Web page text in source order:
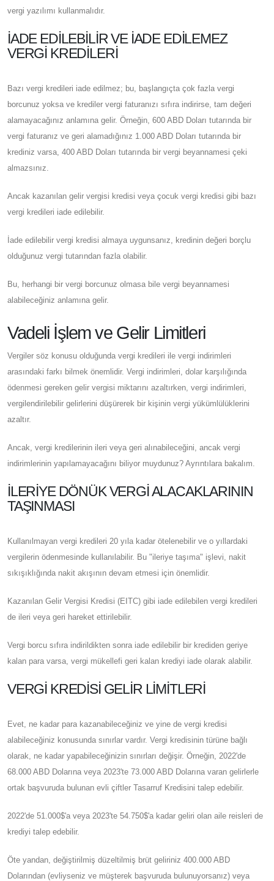
vergi yazılımı kullanmalıdır.
İADE EDILEBILIR VE İADE EDILEMEZ
VERGI KREDILERI
Bazı vergi kredileri iade edilmez; bu, başlangıçta çok fazla vergi
borcunuz yoksa ve krediler vergi faturanızı sıfıra indirirse, tam değeri
alamayacağınız anlamına gelir. Örneğin, 600 ABD Doları tutarında bir
vergi faturanız ve geri alamadığınız 1.000 ABD Doları tutarında bir
krediniz varsa, 400 ABD Doları tutarında bir vergi beyannamesi çeki
almazsınız.
Ancak kazanılan gelir vergisi kredisi veya çocuk vergi kredisi gibi bazı
vergi kredileri iade edilebilir.
İade edilebilir vergi kredisi almaya uygunsanız, kredinin değeri borçlu
olduğunuz vergi tutarından fazla olabilir.
Bu, herhangi bir vergi borcunuz olmasa bile vergi beyannamesi
alabileceğiniz anlamına gelir.
Vadeli İşlem ve Gelir Limitleri
Vergiler söz konusu olduğunda vergi kredileri ile vergi indirimleri
arasındaki farkı bilmek önemlidir. Vergi indirimleri, dolar karşılığında
ödenmesi gereken gelir vergisi miktarını azaltırken, vergi indirimleri,
vergilendirilebilir gelirlerini düşürerek bir kişinin vergi yükümlülüklerini
azaltır.
Ancak, vergi kredilerinin ileri veya geri alınabileceğini, ancak vergi
indirimlerinin yapılamayacağını biliyor muydunuz? Ayrıntılara bakalım.
İLERIYE DÖNÜK VERGI ALACAKLARININ
TAŞINMASI
Kullanılmayan vergi kredileri 20 yıla kadar ötelenebilir ve o yıllardaki
vergilerin ödenmesinde kullanılabilir. Bu "ileriye taşıma" işlevi, nakit
sıkışıklığında nakit akışının devam etmesi için önemlidir.
Kazanılan Gelir Vergisi Kredisi (EITC) gibi iade edilebilen vergi kredileri
de ileri veya geri hareket ettirilebilir.
Vergi borcu sıfıra indirildikten sonra iade edilebilir bir krediden geriye
kalan para varsa, vergi mükellefi geri kalan krediyi iade olarak alabilir.
VERGI KREDISI GELIR LIMITLERI
Evet, ne kadar para kazanabileceğiniz ve yine de vergi kredisi
alabileceğiniz konusunda sınırlar vardır. Vergi kredisinin türüne bağlı
olarak, ne kadar yapabileceğinizin sınırları değişir. Örneğin, 2022'de
68.000 ABD Dolarına veya 2023'te 73.000 ABD Dolarına varan gelirlerle
ortak başvuruda bulunan evli çiftler Tasarruf Kredisini talep edebilir.
2022'de 51.000$'a veya 2023'te 54.750$'a kadar geliri olan aile reisleri de
krediyi talep edebilir.
Öte yandan, değiştirilmiş düzeltilmiş brüt geliriniz 400.000 ABD
Dolarından (evliyseniz ve müşterek başvuruda bulunuyorsanız) veya